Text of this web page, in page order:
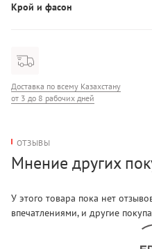
Крой и фасон
Доставка по всему Казахстану
от 3 до 8 рабочих дней
ОТЗЫВЫ
Мнение других
У этого товара пока нет
впечатлениями, и другие